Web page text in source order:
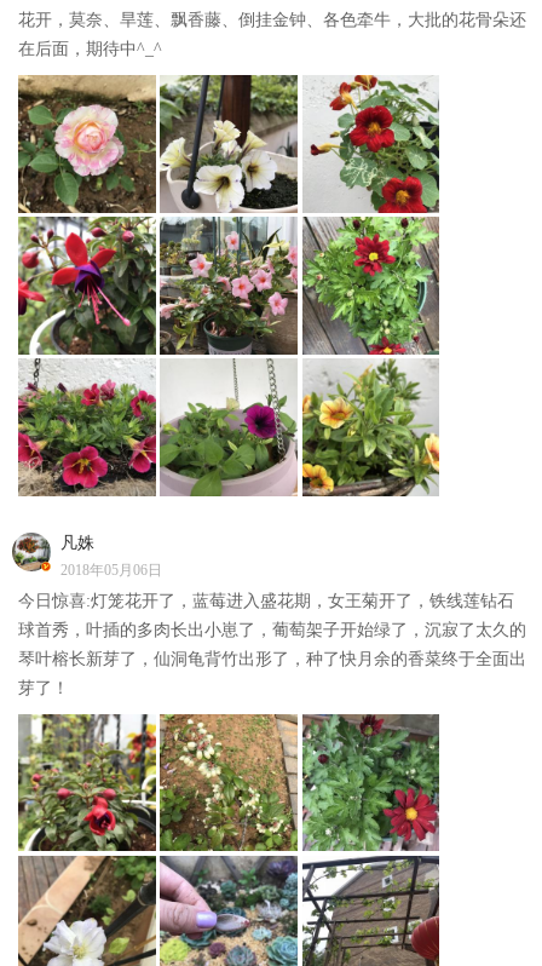
花开，莫奈、旱莲、飘香藤、倒挂金钟、各色牵牛，大批的花骨朵还
在后面，期待中^_^
凡姝
2018年05月06日
今日惊喜:灯笼花开了，蓝莓进入盛花期，女王菊开了，铁线莲钻石
球首秀，叶插的多肉长出小崽了，葡萄架子开始绿了，沉寂了太久的
琴叶榕长新芽了，仙洞龟背竹出形了，种了快月余的香菜终于全面出
芽了！